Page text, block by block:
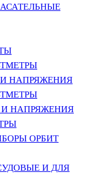
НАПРЯЖЕНИЯ
НАПРЯЖЕНИЯ
ОРБИТ
И ДЛЯ